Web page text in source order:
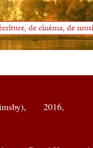
de cinéma, de
2016,